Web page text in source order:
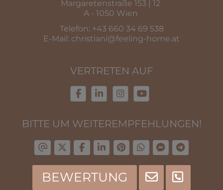
Margaretenstraße 153 | 12
A - 1050 Wien
Telefon: +43 660 34 69 538
E-Mail: christiani@feeling-home.at
VERTRETEN AUF
BITTE UM WEITEREMPFEHLUNGEN!
Impressum
BEWERTUNG